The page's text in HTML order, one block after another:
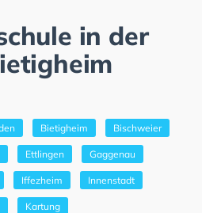
in der
Bietigheim Bischweier
Ettlingen Gaggenau
Iffezheim Innenstadt
Kartung